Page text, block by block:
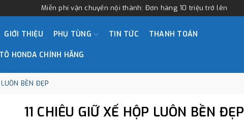
Miễn phí vận chuyển nội thành: Đơn hàng 10 triệu trở lên
GIỚI THIỆU PHỤ TÙNG TIN TỨC THANH TOÁN
HONDA CHÍNH HÃNG
BỀN ĐẸP
11 CHIÊU GIỮ XẾ HỘP LUÔN BỀN ĐẸP